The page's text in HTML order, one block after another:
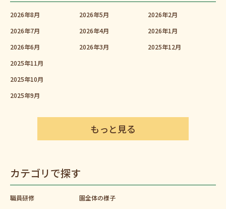
2026年8月
2026年7月
2026年6月
2026年5月
2026年4月
2026年3月
2026年2月
2026年1月
2025年12月
2025年11月
2025年10月
2025年9月
もっと見る
カテゴリで探す
職員研修
園全体の様子